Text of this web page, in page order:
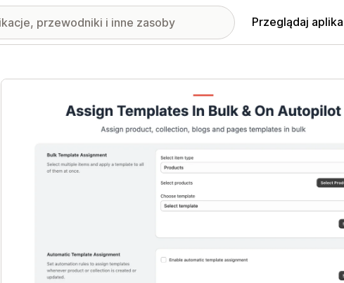
Przeglądaj
Wyróżnione obrazy w galerii